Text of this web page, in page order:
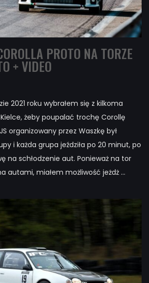
PROTO NA TORZE
+ VIDEO
2021 roku wybrałem się z kilkoma
żeby poupalać trochę Corollę
organizowany przez Waszkę był
i każda grupa jeździła po 20 minut, po
na schłodzenie aut. Ponieważ na tor
autami, miałem możliwość jeżdż ...